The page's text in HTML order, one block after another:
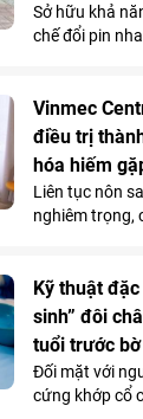
Sở hữu khả
chế đổi pin
lựa chọn sáng
mẫu xe tay ga
Vinmec
điều trị
hóa hiếm
Liên tục nôn
nghiêm trọng,
căn bệnh tiêu
dưới 0,3% dân
Kỹ thuật
sinh” đôi
tuổi trước
Đối mặt với
cứng khớp cổ